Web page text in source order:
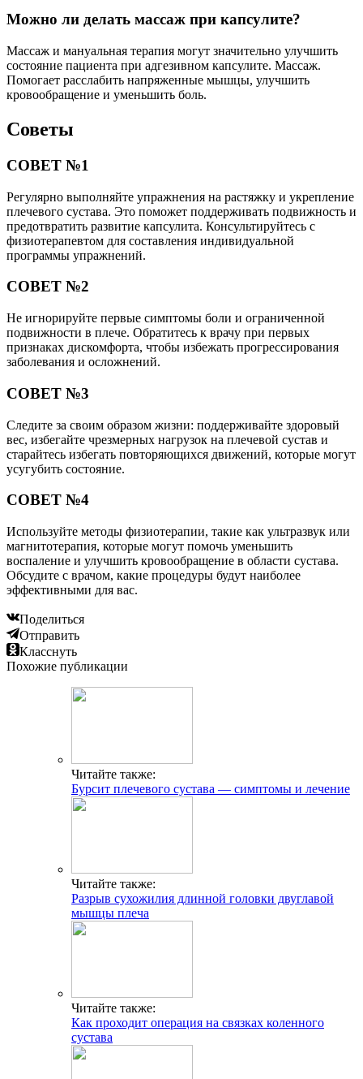
Можно ли делать массаж при капсулите?
Массаж и мануальная терапия могут значительно улучшить
состояние пациента при адгезивном капсулите. Массаж.
Помогает расслабить напряженные мышцы, улучшить
кровообращение и уменьшить боль.
Советы
СОВЕТ №1
Регулярно выполняйте упражнения на растяжку и укрепление
плечевого сустава. Это поможет поддерживать подвижность и
предотвратить развитие капсулита. Консультируйтесь с
физиотерапевтом для составления индивидуальной
программы упражнений.
СОВЕТ №2
Не игнорируйте первые симптомы боли и ограниченной
подвижности в плече. Обратитесь к врачу при первых
признаках дискомфорта, чтобы избежать прогрессирования
заболевания и осложнений.
СОВЕТ №3
Следите за своим образом жизни: поддерживайте здоровый
вес, избегайте чрезмерных нагрузок на плечевой сустав и
старайтесь избегать повторяющихся движений, которые могут
усугубить состояние.
СОВЕТ №4
Используйте методы физиотерапии, такие как ультразвук или
магнитотерапия, которые могут помочь уменьшить
воспаление и улучшить кровообращение в области сустава.
Обсудите с врачом, какие процедуры будут наиболее
эффективными для вас.
Поделиться
Отправить
Класснуть
Похожие публикации
Читайте также:
Бурсит плечевого сустава — симптомы и лечение
Читайте также:
Разрыв сухожилия длинной головки двуглавой
мышцы плеча
Читайте также:
Как проходит операция на связках коленного
сустава